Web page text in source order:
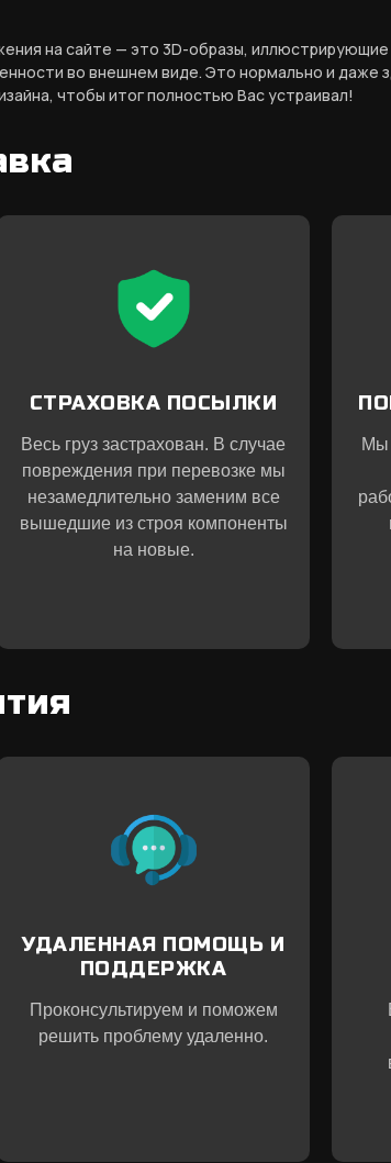
на сайте — это 3D-образы,
во внешнем виде. Это нормально и даже
чтобы итог полностью Вас устраивал!
СТРАХОВКА ПОСЫЛКИ
Весь груз застрахован. В случае
повреждения при перевозке мы
незамедлительно заменим все
вышедшие из строя компоненты
на новые.
Мы
УДАЛЕННАЯ ПОМОЩЬ И
ПОДДЕРЖКА
Проконсультируем и поможем
решить проблему удаленно.